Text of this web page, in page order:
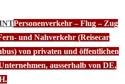
Personenverkehr – Flug – Zug
und Nahverkehr (Reisecar
von privaten und öffentlichen
ausserhalb von DE,